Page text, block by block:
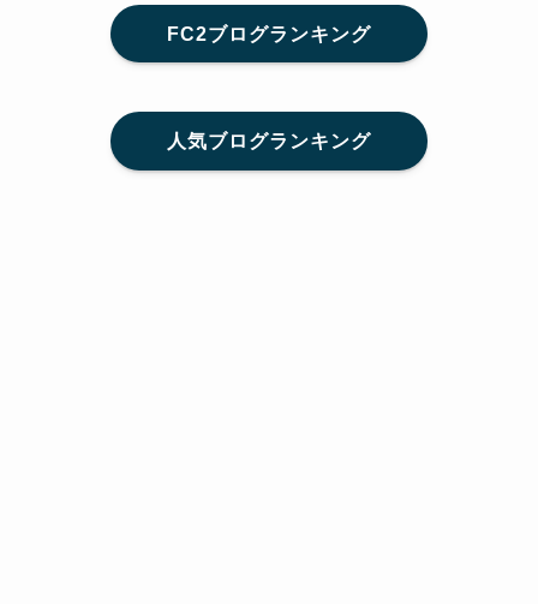
FC2ブログランキング
人気ブログランキング